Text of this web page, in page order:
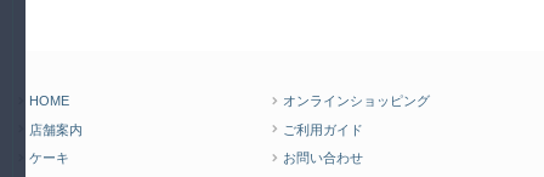
HOME
オンラインショッピング
店舗案内
ご利用ガイド
ケーキ
お問い合わせ